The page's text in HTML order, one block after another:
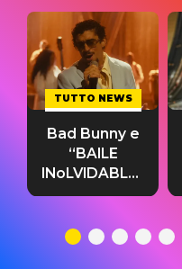
TUTTO NEWS
Bad Bunny e
“BAILE
INoLVIDABLE”:
testo,
significato